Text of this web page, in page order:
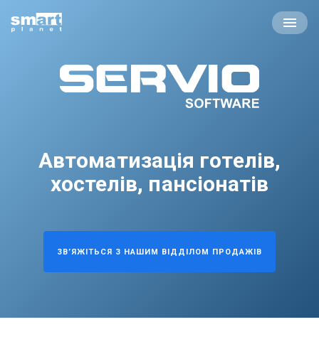
до
інноваційних
рішень
готельній
Автоматизація готелів,
хостелів, пансіонатів
ЗВ’ЯЖІТЬСЯ З НАШИМ ВІДДІЛОМ ПРОДАЖІВ